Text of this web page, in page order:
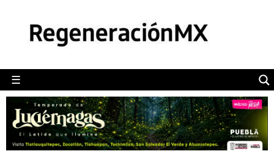
☰
POLÍTICA
CAMALEÓN
OPINIÓN
DEPORTES